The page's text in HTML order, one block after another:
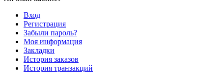
Вход
Регистрация
Забыли пароль?
Моя информация
Закладки
История заказов
История транзакций